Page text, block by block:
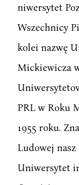
niwersytet
Wszechnicy
kolei nazwę
Mickiewicza
PRL w Roku
1955 roku.
Ludowej
Uniwersytet